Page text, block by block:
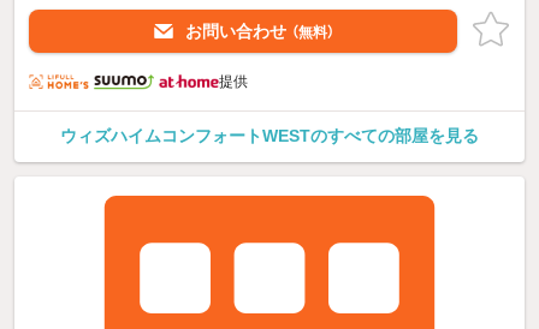
お問い合わせ （無料）
提供
ウィズハイムコンフォートWESTのすべての部屋を見る